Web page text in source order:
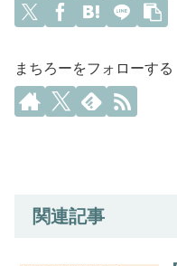
まちろーをフォローする
関連記事